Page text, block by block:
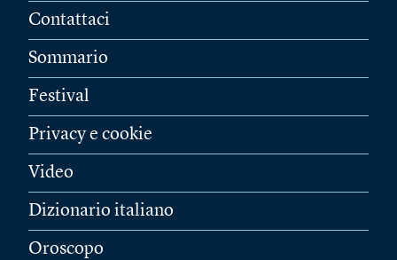
Contattaci
Sommario
Festival
Privacy e cookie
Video
Dizionario italiano
Oroscopo